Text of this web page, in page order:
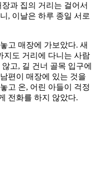
과 집의 거리는 걸어서
, 이날은 하루 종일 서로
고 매장에 가보았다. 새
지도 거리에 다니는 사람
고, 길 건너 골목 입구에
편이 매장에 있는 것을
고 온, 어린 아들이 걱정
전화를 하지 않았다.